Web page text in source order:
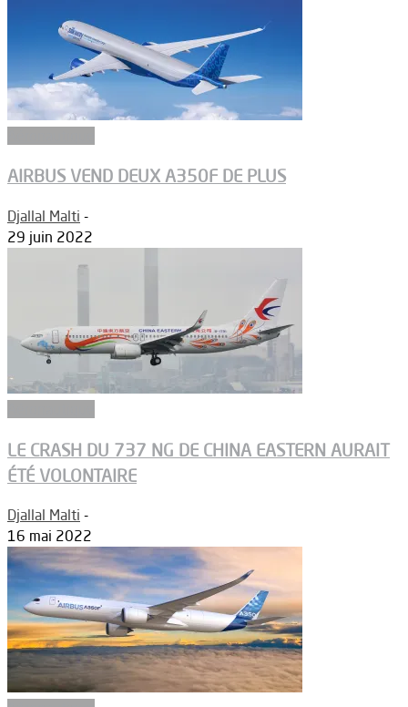
AIRBUS VEND DEUX A350F DE PLUS
Djallal Malti -
29 juin 2022
LE CRASH DU 737 NG DE CHINA EASTERN AURAIT
ÉTÉ VOLONTAIRE
Djallal Malti -
16 mai 2022